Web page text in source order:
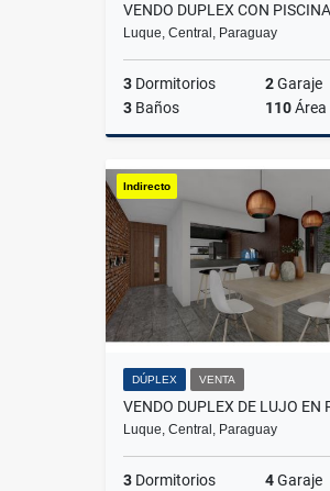
Luque, Central, Paraguay
3 Dormitorios 2Garaje
3 Baños 110Área
Indirecto
DÚPLEX VENTA
Luque, Central, Paraguay
3 Dormitorios 4Garaje